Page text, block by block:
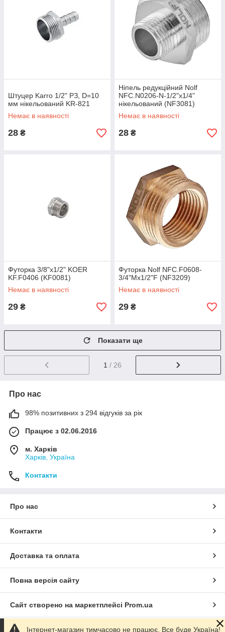
Штуцер Karro 1/2" РЗ, D=10
мм нікельований KR-821
Немає в наявності
28 ₴
Ніпель редукційний Nolf
NFC.N0206-N-1/2"x1/4"
нікельований (NF3081)
Немає в наявності
28 ₴
Футорка 3/8"х1/2" KOER
KF.F0406 (KF0081)
Немає в наявності
29 ₴
Футорка Nolf NFC.F0608-
3/4"Mx1/2"F (NF3209)
Немає в наявності
29 ₴
Показати ще
1 / 26
Про нас
98% позитивних з 294 відгуків за рік
Працює з 02.06.2016
м. Харків
Харків, Україна
Контакти
Про нас
Контакти
Доставка та оплата
Повна версія сайту
Сайт створено на маркетплейсі Prom.ua
Політика конфіденційності
Інтернет-магазин тимчасово не працює. Все буде Україна!